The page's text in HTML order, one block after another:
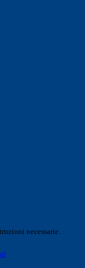
necessarie.